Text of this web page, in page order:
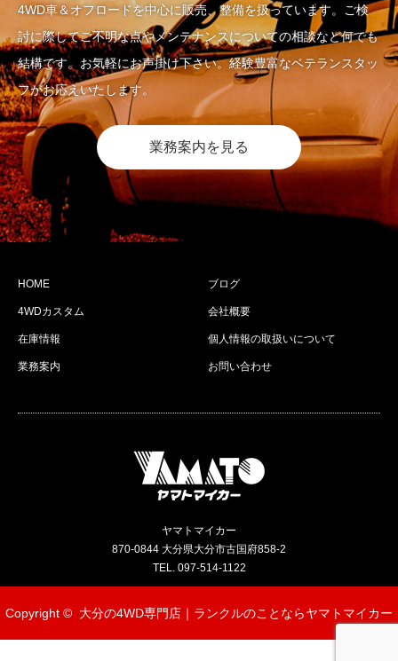
4WD車＆オフロードを中心に販売、整備を扱っています。ご検
討に際してご不明な点やメンテナンスについての相談など何でも
結構です。お気軽にお声掛け下さい。経験豊富なベテランスタッ
フがお応えいたします。
業務案内を見る
HOME
4WDカスタム
在庫情報
業務案内
ブログ
会社概要
個人情報の取扱いについて
お問い合わせ
ヤマトマイカー
870-0844 大分県大分市古国府858-2
TEL. 097-514-1122
Copyright © 大分の4WD専門店｜ランクルのことならヤマトマイカー